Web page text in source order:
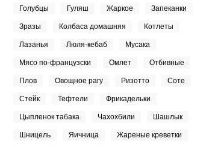
Голубцы Гуляш Жаркое Запеканки
Зразы Колбаса домашняя Котлеты
Лазанья Люля-кебаб Мусака
Мясо по-французски Омлет Отбивные
Плов Овощное рагу Ризотто Соте
Стейк Тефтели Фрикадельки
Цыпленок табака Чахохбили Шашлык
Шницель Яичница Жареные креветки